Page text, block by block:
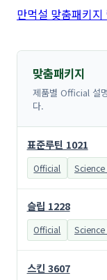
만먹설 맞춤패키
맞춤패키지
제품별 Official 설
다.
표준루틴 1021
Official
슬립 1228
Official
스킨 3607